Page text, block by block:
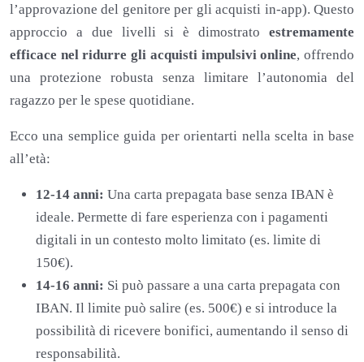
l’approvazione del genitore per gli acquisti in-app). Questo
approccio a due livelli si è dimostrato estremamente
efficace nel ridurre gli acquisti impulsivi online, offrendo
una protezione robusta senza limitare l’autonomia del
ragazzo per le spese quotidiane.
Ecco una semplice guida per orientarti nella scelta in base
all’età:
12-14 anni: Una carta prepagata base senza IBAN è
ideale. Permette di fare esperienza con i pagamenti
digitali in un contesto molto limitato (es. limite di
150€).
14-16 anni: Si può passare a una carta prepagata con
IBAN. Il limite può salire (es. 500€) e si introduce la
possibilità di ricevere bonifici, aumentando il senso di
responsabilità.